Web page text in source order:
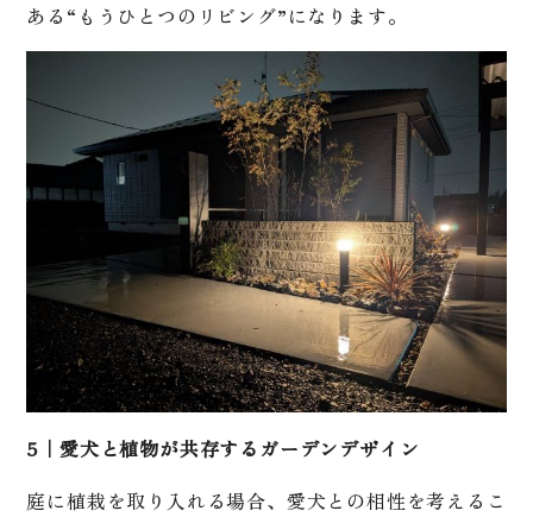
ある“もうひとつのリビング”になります。
5｜愛犬と植物が共存するガーデンデザイン
庭に植栽を取り入れる場合、愛犬との相性を考えるこ